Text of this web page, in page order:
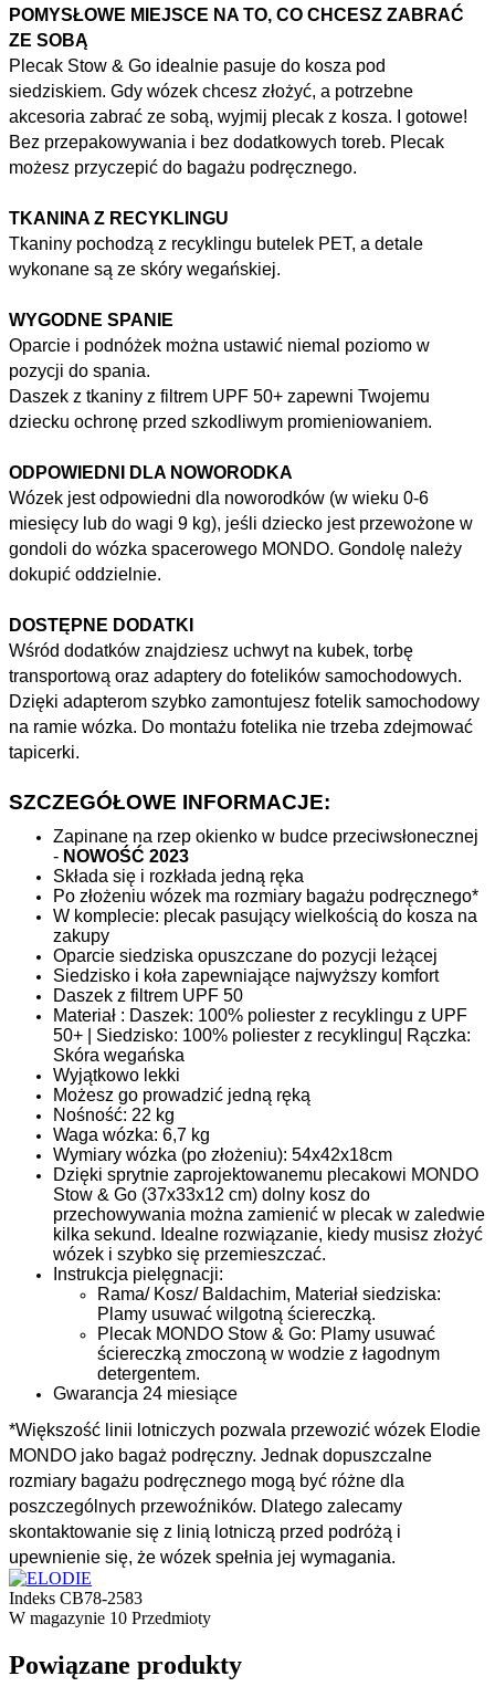
POMYSŁOWE MIEJSCE NA TO, CO CHCESZ ZABRAĆ
ZE SOBĄ
Plecak Stow & Go idealnie pasuje do kosza pod
siedziskiem. Gdy wózek chcesz złożyć, a potrzebne
akcesoria zabrać ze sobą, wyjmij plecak z kosza. I gotowe!
Bez przepakowywania i bez dodatkowych toreb. Plecak
możesz przyczepić do bagażu podręcznego.
TKANINA Z RECYKLINGU
Tkaniny pochodzą z recyklingu butelek PET, a detale
wykonane są ze skóry wegańskiej.
WYGODNE SPANIE
Oparcie i podnóżek można ustawić niemal poziomo w
pozycji do spania.
Daszek z tkaniny z filtrem UPF 50+ zapewni Twojemu
dziecku ochronę przed szkodliwym promieniowaniem.
ODPOWIEDNI DLA NOWORODKA
Wózek jest odpowiedni dla noworodków (w wieku 0-6
miesięcy lub do wagi 9 kg), jeśli dziecko jest przewożone w
gondoli do wózka spacerowego MONDO. Gondolę należy
dokupić oddzielnie.
DOSTĘPNE DODATKI
Wśród dodatków znajdziesz uchwyt na kubek, torbę
transportową oraz adaptery do fotelików samochodowych.
Dzięki adapterom szybko zamontujesz fotelik samochodowy
na ramie wózka. Do montażu fotelika nie trzeba zdejmować
tapicerki.
SZCZEGÓŁOWE INFORMACJE:
Zapinane na rzep okienko w budce przeciwsłonecznej
- NOWOŚĆ 2023
Składa się i rozkłada jedną ręka
Po złożeniu wózek ma rozmiary bagażu podręcznego*
W komplecie: plecak pasujący wielkością do kosza na
zakupy
Oparcie siedziska opuszczane do pozycji leżącej
Siedzisko i koła zapewniające najwyższy komfort
Daszek z filtrem UPF 50
Materiał : Daszek: 100% poliester z recyklingu z UPF
50+ | Siedzisko: 100% poliester z recyklingu| Rączka:
Skóra wegańska
Wyjątkowo lekki
Możesz go prowadzić jedną ręką
Nośność: 22 kg
Waga wózka: 6,7 kg
Wymiary wózka (po złożeniu): 54x42x18cm
Dzięki sprytnie zaprojektowanemu plecakowi MONDO
Stow & Go (37x33x12 cm) dolny kosz do
przechowywania można zamienić w plecak w zaledwie
kilka sekund. Idealne rozwiązanie, kiedy musisz złożyć
wózek i szybko się przemieszczać.
Instrukcja pielęgnacji:
Rama/ Kosz/ Baldachim, Materiał siedziska:
Plamy usuwać wilgotną ściereczką.
Plecak MONDO Stow & Go: Plamy usuwać
ściereczką zmoczoną w wodzie z łagodnym
detergentem.
Gwarancja 24 miesiące
*Większość linii lotniczych pozwala przewozić wózek Elodie
MONDO jako bagaż podręczny. Jednak dopuszczalne
rozmiary bagażu podręcznego mogą być różne dla
poszczególnych przewoźników. Dlatego zalecamy
skontaktowanie się z linią lotniczą przed podróżą i
upewnienie się, że wózek spełnia jej wymagania.
Indeks CB78-2583
W magazynie 10 Przedmioty
Powiązane produkty